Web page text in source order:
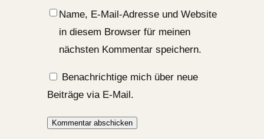
Name, E-Mail-Adresse und Website
in diesem Browser für meinen
nächsten Kommentar speichern.
Benachrichtige mich über neue
Beiträge via E-Mail.